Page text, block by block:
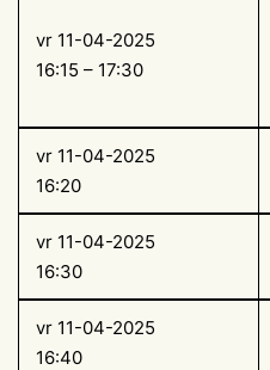
vr 11-04-2025
16:15 – 17:30
vr 11-04-2025
16:20
vr 11-04-2025
16:30
vr 11-04-2025
16:40